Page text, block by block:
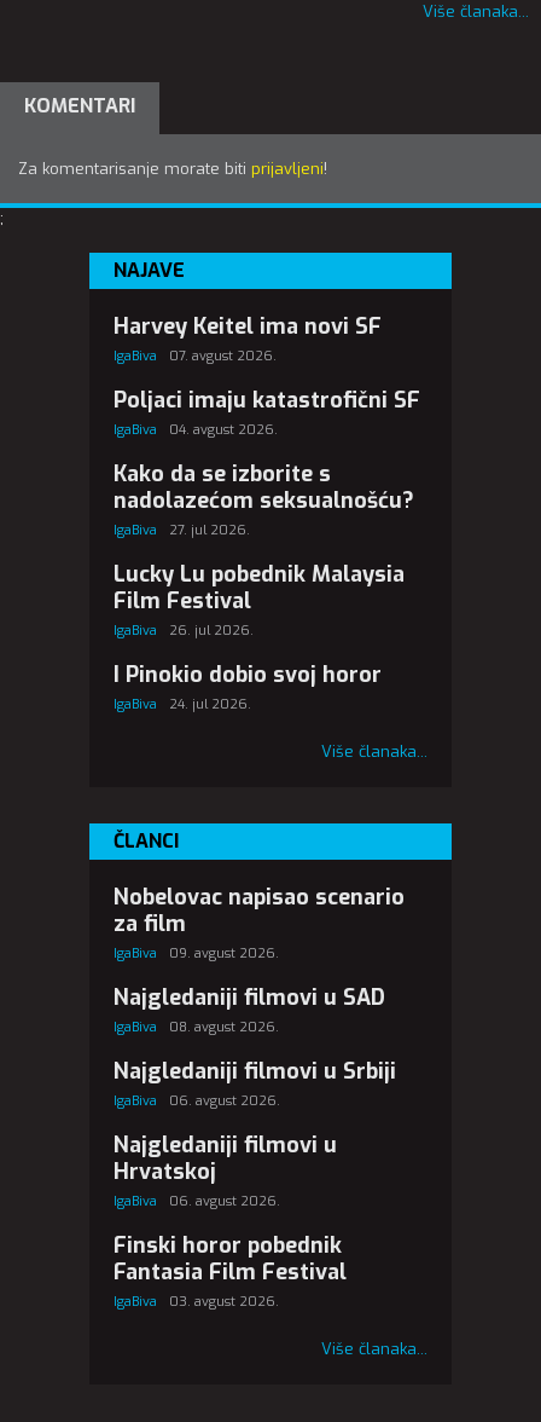
Više članaka...
KOMENTARI
Za komentarisanje morate biti prijavljeni!
;
NAJAVE
Harvey Keitel ima novi SF
IgaBiva 07. avgust 2026.
Poljaci imaju katastrofični SF
IgaBiva 04. avgust 2026.
Kako da se izborite s
nadolazećom seksualnošću?
IgaBiva 27. jul 2026.
Lucky Lu pobednik Malaysia
Film Festival
IgaBiva 26. jul 2026.
I Pinokio dobio svoj horor
IgaBiva 24. jul 2026.
Više članaka...
ČLANCI
Nobelovac napisao scenario
za film
IgaBiva 09. avgust 2026.
Najgledaniji filmovi u SAD
IgaBiva 08. avgust 2026.
Najgledaniji filmovi u Srbiji
IgaBiva 06. avgust 2026.
Najgledaniji filmovi u
Hrvatskoj
IgaBiva 06. avgust 2026.
Finski horor pobednik
Fantasia Film Festival
IgaBiva 03. avgust 2026.
Više članaka...